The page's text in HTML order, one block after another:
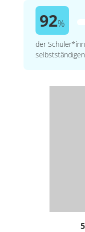
92%
der